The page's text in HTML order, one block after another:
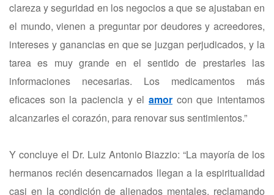
clareza y seguridad en los negocios a que se ajustaban en
el mundo, vienen a preguntar por deudores y acreedores,
intereses y ganancias en que se juzgan perjudicados, y la
tarea es muy grande en el sentido de prestarles las
informaciones necesarias. Los medicamentos más
eficaces son la paciencia y el amor con que intentamos
alcanzarles el corazón, para renovar sus sentimientos.”
Y concluye el Dr. Luiz Antonio Biazzio: “La mayoría de los
hermanos recién desencarnados llegan a la espiritualidad
casi en la condición de alienados mentales, reclamando